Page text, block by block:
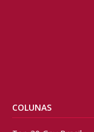
COLUNAS